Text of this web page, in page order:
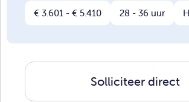
€ 3.601 - € 5.410 28 - 36 uur
Solliciteer direct